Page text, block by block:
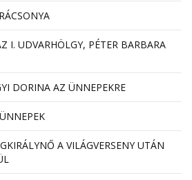
I. UDVARHÖLGY, PÉTER BARBARA
DORINA AZ ÜNNEPEKRE
A VILÁGVERSENY UTÁN